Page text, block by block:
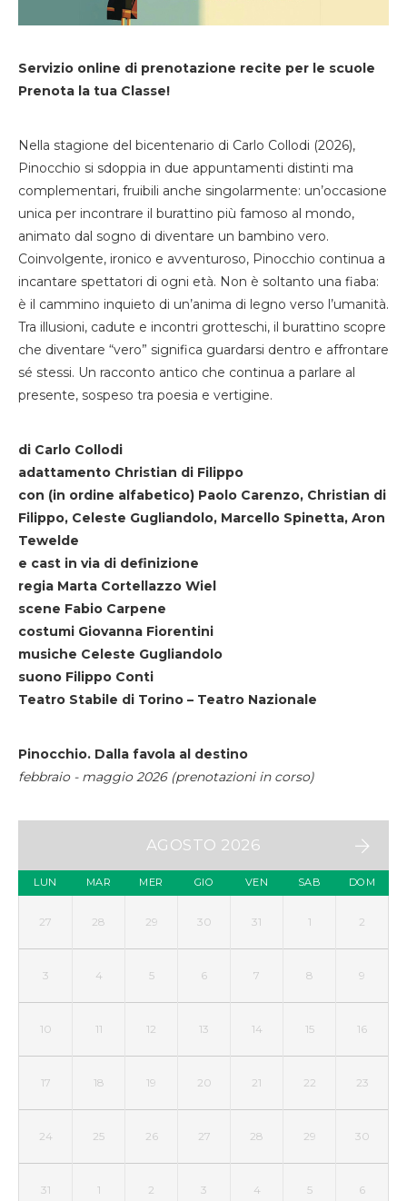
Servizio online di prenotazione recite per le scuole
Prenota la tua Classe!
Nella stagione del bicentenario di Carlo Collodi (2026),
Pinocchio si sdoppia in due appuntamenti distinti ma
complementari, fruibili anche singolarmente: un’occasione
unica per incontrare il burattino più famoso al mondo,
animato dal sogno di diventare un bambino vero.
Coinvolgente, ironico e avventuroso, Pinocchio continua a
incantare spettatori di ogni età. Non è soltanto una fiaba:
è il cammino inquieto di un’anima di legno verso l’umanità.
Tra illusioni, cadute e incontri grotteschi, il burattino scopre
che diventare “vero” significa guardarsi dentro e affrontare
sé stessi. Un racconto antico che continua a parlare al
presente, sospeso tra poesia e vertigine.
di Carlo Collodi
adattamento Christian di Filippo
con (in ordine alfabetico) Paolo Carenzo, Christian di
Filippo, Celeste Gugliandolo, Marcello Spinetta, Aron
Tewelde
e cast in via di definizione
regia Marta Cortellazzo Wiel
scene Fabio Carpene
costumi Giovanna Fiorentini
musiche Celeste Gugliandolo
suono Filippo Conti
Teatro Stabile di Torino – Teatro Nazionale
Pinocchio. Dalla favola al destino
febbraio - maggio 2026 (prenotazioni in corso)
AGOSTO 2026
LUN MAR MER GIO VEN SAB DOM
27 28 29 30 31 1 2
3 4 5 6 7 8 9
10 11 12 13 14 15 16
17 18 19 20 21 22 23
24 25 26 27 28 29 30
31 1 2 3 4 5 6